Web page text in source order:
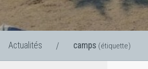
Actualités / camps (étiquette)